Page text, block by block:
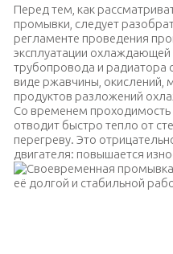
Перед тем, как
промывки, следует
регламенте проведения
эксплуатации охлаждающей
трубопровода и радиатора
виде ржавчины, окислений,
продуктов разложений
Со временем проходимость
отводит быстро тепло от
перегреву. Это
двигателя: повышается